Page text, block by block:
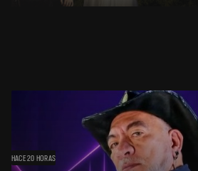
HACE 20 HORAS